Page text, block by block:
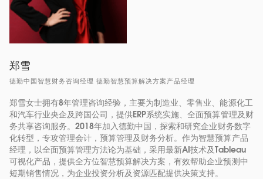
郑雪
德勤中国智慧财务咨询经理 德勤智慧预算解决方案产品经理
郑雪女士拥有8年管理咨询经验，主要为制造业、零售业、能源化工
和汽车行业央企及跨国公司，提供ERP系统实施、全面预算管理及财
务共享咨询服务。2018年加入德勤中国，探索和研究企业财务数字
化转型，专攻管理会计，预算管理及财务分析。作为智慧预算产品
经理，以全面预算管理方法论为基础，采用最新AI技术及Tableau
可视化产品，提供全方位智慧预算解决方案，有效帮助企业预测中
短期销售情况，为企业投资分析及资源匹配提供决策支持。